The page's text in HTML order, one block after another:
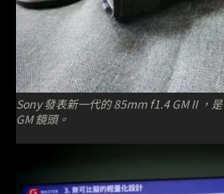
Sony 發表新一代的 85mm f1.4 GM II ，
GM 鏡頭。